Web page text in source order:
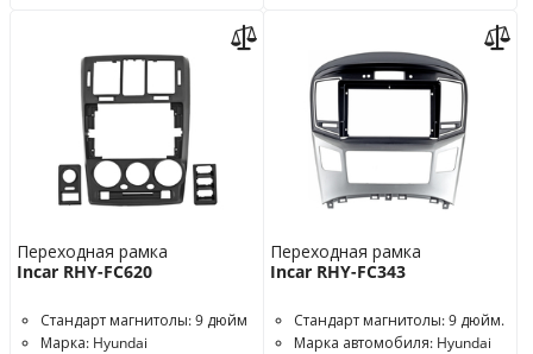
Переходная рамка
Incar RHY-FC620
Стандарт магнитолы: 9 дюйм
Марка: Hyundai
Переходная рамка
Incar RHY-FC343
Стандарт магнитолы: 9 дюйм.
Марка автомобиля: Hyundai